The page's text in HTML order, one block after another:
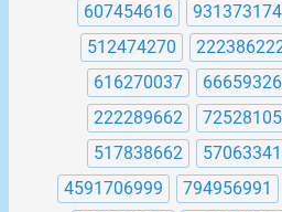
607454616
512474270
616270037
222289662
517838662
4591706999
794956991